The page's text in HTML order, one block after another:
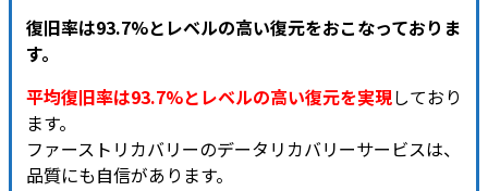
復旧率は93.7%とレベルの高い復元をおこなっておりま
す。
平均復旧率は93.7%とレベルの高い復元を実現しており
ます。
ファーストリカバリーのデータリカバリーサービスは、
品質にも自信があります。